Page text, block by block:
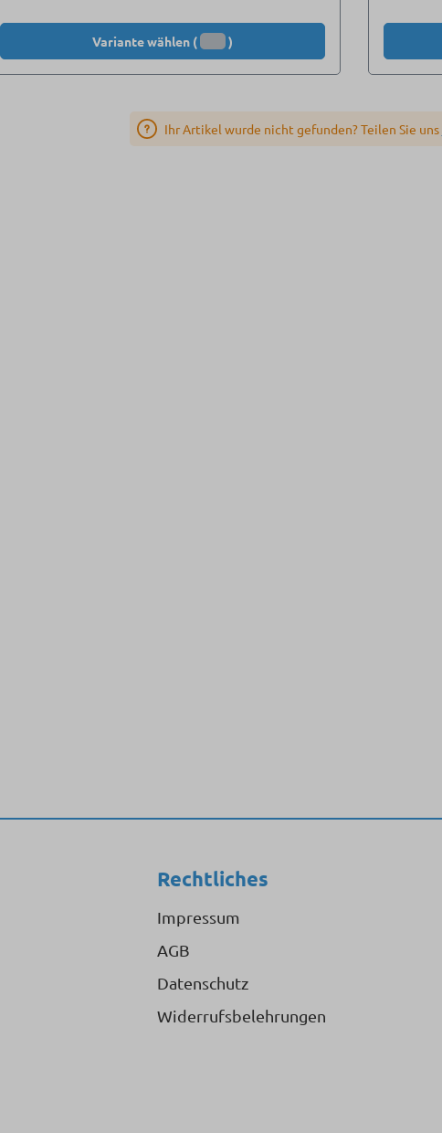
Variante wählen ( )
Ihr Artikel wurde nicht gefunden? Teilen Sie uns
Rechtliches
Impressum
AGB
Datenschutz
Widerrufsbelehrungen